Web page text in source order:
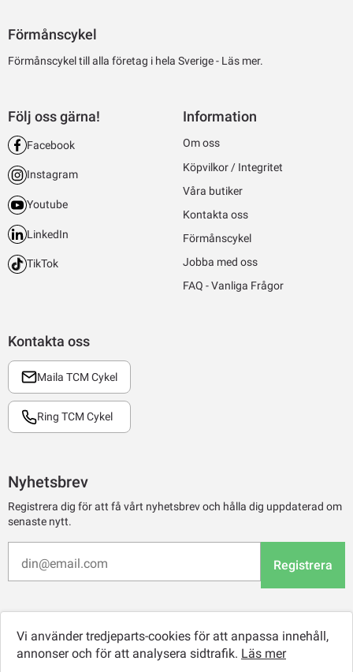
Förmånscykel
Förmånscykel till alla företag i hela Sverige - Läs mer.
Kontakta oss
Maila TCM Cykel
Ring TCM Cykel
Följ oss gärna!
Facebook
Instagram
Youtube
LinkedIn
TikTok
Information
Om oss
Köpvilkor / Integritet
Våra butiker
Kontakta oss
Förmånscykel
Jobba med oss
FAQ - Vanliga Frågor
Nyhetsbrev
Registrera dig för att få vårt nyhetsbrev och hålla dig uppdaterad om
senaste nytt.
Registrera
Vi använder tredjeparts-cookies för att anpassa innehåll,
annonser och för att analysera sidtrafik. Läs mer